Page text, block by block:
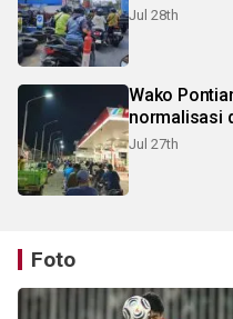
Jul 28th
Wako
normalisasi
Jul 27th
Foto